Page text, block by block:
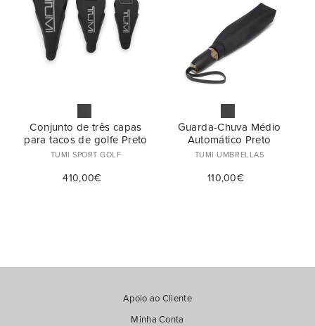
Proteção (2)
€
Conjunto de três capas
para tacos de golfe Preto
TUMI SPORT GOLF
410,00€
Guarda-Chuva Médio
Automático Preto
TUMI UMBRELLAS
110,00€
Apoio ao Cliente
Minha Conta